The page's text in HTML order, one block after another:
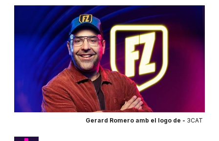
Gerard Romero amb el logo de - 3CAT